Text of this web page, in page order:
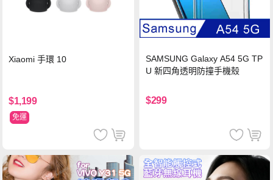
Xiaomi 手環 10
$1,199
免運
SAMSUNG Galaxy A54 5G TP
U 新四角透明防撞手機殼
$299